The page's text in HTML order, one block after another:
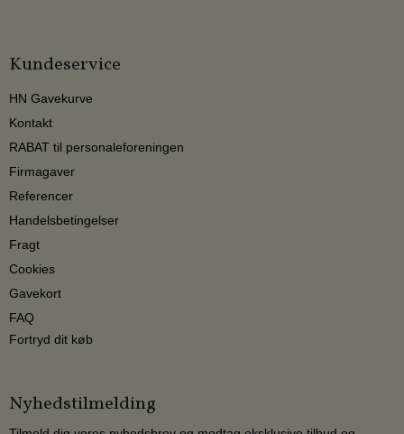
Kundeservice
HN Gavekurve
Kontakt
RABAT til personaleforeningen
Firmagaver
Referencer
Handelsbetingelser
Fragt
Cookies
Gavekort
FAQ
Fortryd dit køb
Nyhedstilmelding